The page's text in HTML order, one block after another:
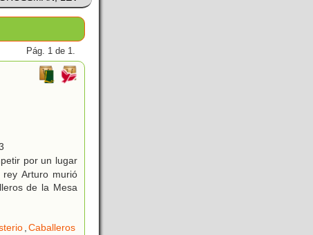
Pág. 1 de 1.
por un lugar
Arturo murió
de la Mesa
,Caballeros